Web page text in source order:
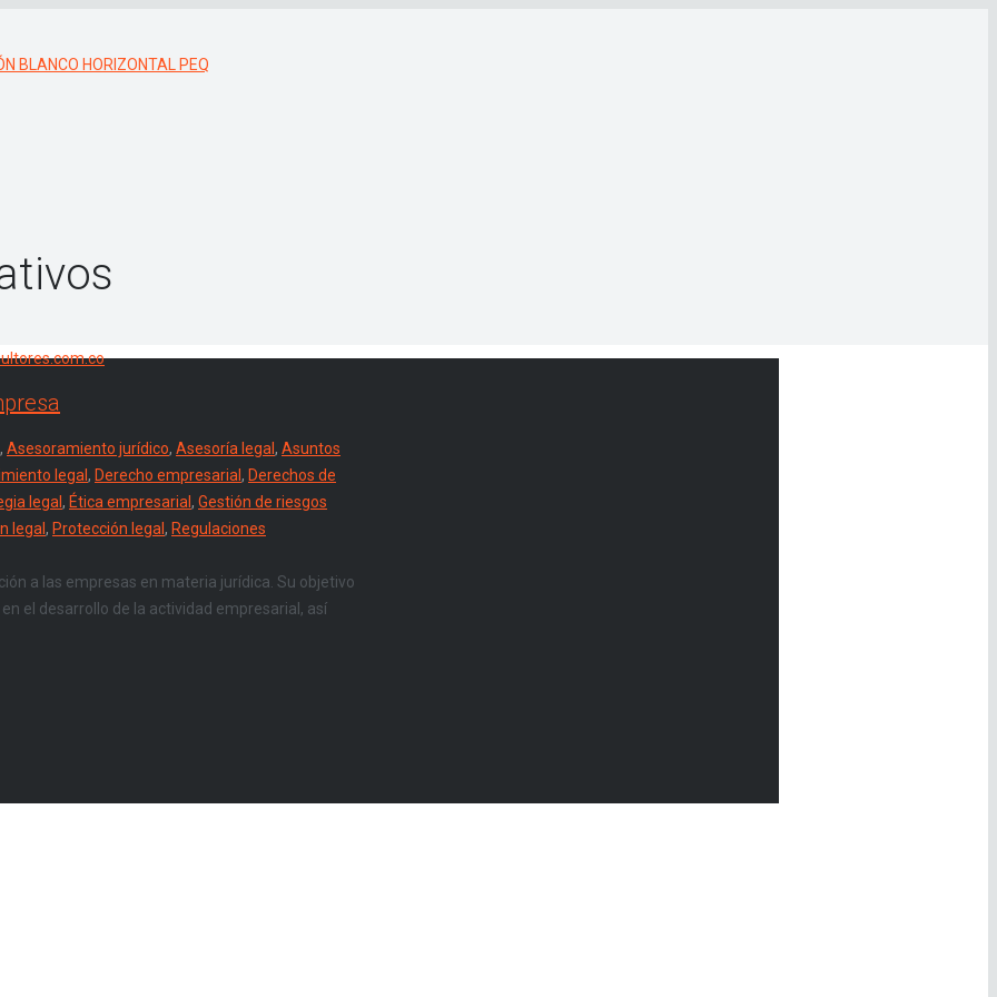
, Asesoramiento jurídico, Asesoría legal , Asuntos
legal , Derecho empresarial , Derechos de
legal , Ética empresarial , Gestión de riesgos
legal , Protección legal , Regulaciones
a las empresas en materia jurídica. Su objetivo
el desarrollo de la actividad empresarial, así